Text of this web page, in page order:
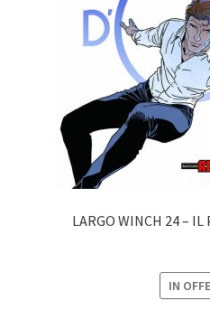
LARGO WINCH 24 – IL
IN